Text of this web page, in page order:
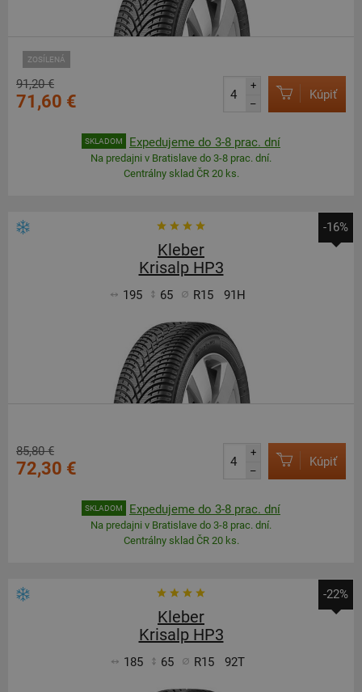
ZOSÍLENÁ
91,20 €
71,60 €
+
–
Kúpiť
SKLADOM Expedujeme do 3-8 prac. dní
Na predajni v Bratislave do 3-8 prac. dní.
Centrálny sklad ČR 20 ks.
-16%
Kleber
Krisalp HP3
195 65 R15 91H
85,80 €
72,30 €
+
–
Kúpiť
SKLADOM Expedujeme do 3-8 prac. dní
Na predajni v Bratislave do 3-8 prac. dní.
Centrálny sklad ČR 20 ks.
-22%
Kleber
Krisalp HP3
185 65 R15 92T